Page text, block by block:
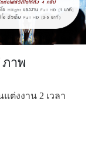
ภาพ
ต่งงาน 2 เวลา